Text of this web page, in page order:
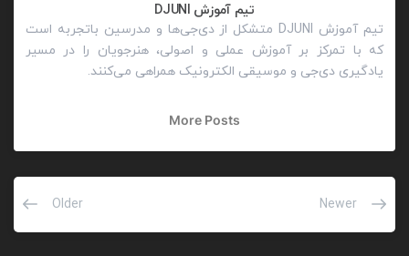
تیم آموزش DJUNI
تیم آموزش DJUNI متشکل از دی‌جی‌ها و مدرسین باتجربه است
که با تمرکز بر آموزش عملی و اصولی، هنرجویان را در مسیر
یادگیری دی‌جی و موسیقی الکترونیک همراهی می‌کنند.
More Posts
Newer
Older